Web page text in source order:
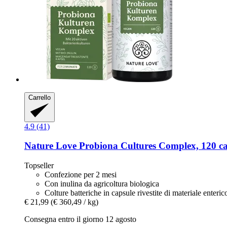
Carrello
4.9 (41)
Nature Love Probiona Cultures Complex, 120
Topseller
Confezione per 2 mesi
Con inulina da agricoltura biologica
Colture batteriche in capsule rivestite di materiale
€ 21,99 (€ 360,49 / kg)
Consegna entro il giorno 12 agosto